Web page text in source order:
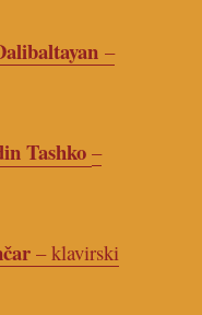
–
Tashko–
– klavirski